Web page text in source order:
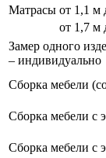
Матрасы от 1,1 м
от 1,7 м
Замер одного
– индивидуально
Сборка мебели
Сборка мебели с
Сборка мебели с